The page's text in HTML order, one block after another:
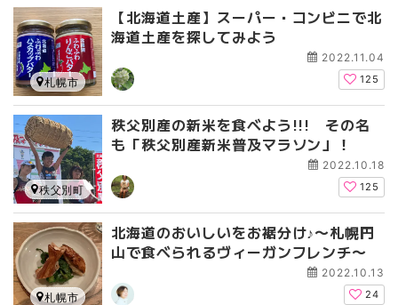
【北海道土産】スーパー・コンビニで北
海道土産を探してみよう
2022.11.04
125
札幌市
秩父別産の新米を食べよう!!! その名
も「秩父別産新米普及マラソン」！
2022.10.18
125
秩父別町
北海道のおいしいをお裾分け♪〜札幌円
山で食べられるヴィーガンフレンチ〜
2022.10.13
24
札幌市